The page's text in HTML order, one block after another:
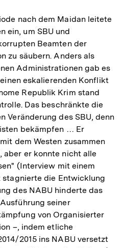
nach dem Maidan leitete
ein, um SBU und
Beamten der
zu säubern. Anders als
Administrationen gab es
eskalierenden Konflikt
Republik Krim stand
Das beschränkte die
Veränderung des SBU, denn
bekämpfen … Er
dem Westen zusammen
aber er konnte nicht alle
(Interview mit einem
stagnierte die Entwicklung
des NABU hinderte das
seiner
von Organisierter
–, indem etliche
2015 ins NABU versetzt